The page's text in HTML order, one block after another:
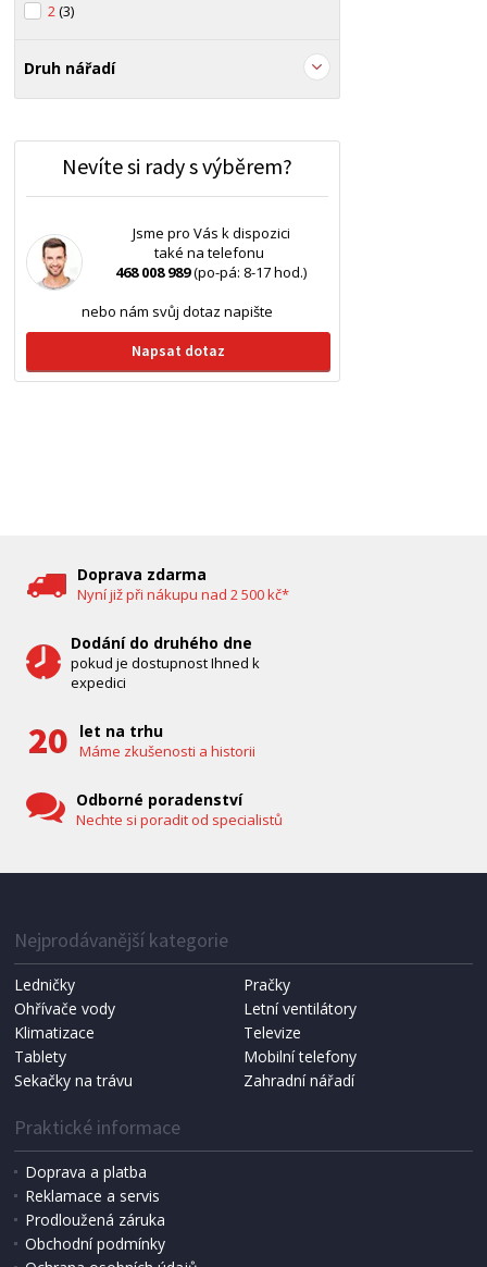
2(3)
Druh nářadí
Nevíte si rady s výběrem?
Jsme pro Vás k dispozici
také na telefonu
468 008 989(po-pá: 8-17 hod.)
nebo nám svůj dotaz napište
Napsat dotaz
Doprava zdarma
Nyní již při nákupu nad 2 500 kč*
Dodání do druhého dne
pokud je dostupnost Ihned k
expedici
let na trhu
Máme zkušenosti a historii
Odborné poradenství
Nechte si poradit od specialistů
Nejprodávanější kategorie
Ledničky
Pračky
Ohřívače vody
Letní ventilátory
Klimatizace
Televize
Tablety
Mobilní telefony
Sekačky na trávu
Zahradní nářadí
Praktické informace
Doprava a platba
Reklamace a servis
Prodloužená záruka
Obchodní podmínky